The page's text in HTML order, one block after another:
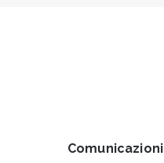
Comunicazioni